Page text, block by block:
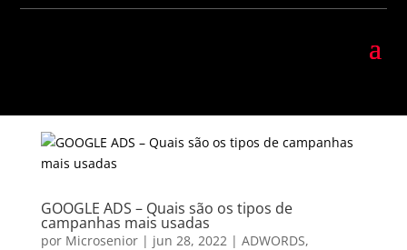
GOOGLE ADS – Quais são os tipos de
campanhas mais usadas
por Microsenior| jun 28, 2022| ADWORDS,